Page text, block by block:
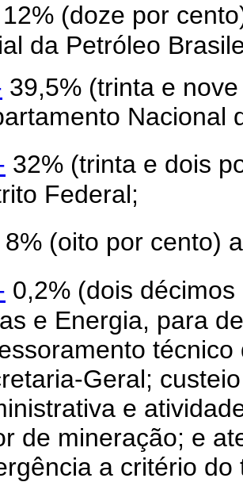
12% (doze por
da Petróleo
39,5% (trinta e
Nacional
32% (trinta e dois
Federal;
8% (oito por cento)
0,2% (dois
e Energia, para
Geral;
e
de mineração; e
a critério